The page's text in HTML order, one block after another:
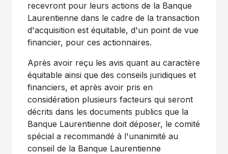
recevront pour leurs actions de la Banque
Laurentienne dans le cadre de la transaction
d'acquisition est équitable, d'un point de vue
financier, pour ces actionnaires.
Après avoir reçu les avis quant au caractère
équitable ainsi que des conseils juridiques et
financiers, et après avoir pris en
considération plusieurs facteurs qui seront
décrits dans les documents publics que la
Banque Laurentienne doit déposer, le comité
spécial a recommandé à l'unanimité au
conseil de la Banque Laurentienne